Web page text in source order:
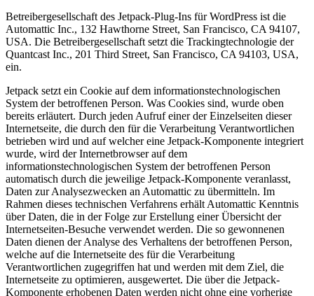
Betreibergesellschaft des Jetpack-Plug-Ins für WordPress ist die
Automattic Inc., 132 Hawthorne Street, San Francisco, CA 94107,
USA. Die Betreibergesellschaft setzt die Trackingtechnologie der
Quantcast Inc., 201 Third Street, San Francisco, CA 94103, USA,
ein.
Jetpack setzt ein Cookie auf dem informationstechnologischen
System der betroffenen Person. Was Cookies sind, wurde oben
bereits erläutert. Durch jeden Aufruf einer der Einzelseiten dieser
Internetseite, die durch den für die Verarbeitung Verantwortlichen
betrieben wird und auf welcher eine Jetpack-Komponente integriert
wurde, wird der Internetbrowser auf dem
informationstechnologischen System der betroffenen Person
automatisch durch die jeweilige Jetpack-Komponente veranlasst,
Daten zur Analysezwecken an Automattic zu übermitteln. Im
Rahmen dieses technischen Verfahrens erhält Automattic Kenntnis
über Daten, die in der Folge zur Erstellung einer Übersicht der
Internetseiten-Besuche verwendet werden. Die so gewonnenen
Daten dienen der Analyse des Verhaltens der betroffenen Person,
welche auf die Internetseite des für die Verarbeitung
Verantwortlichen zugegriffen hat und werden mit dem Ziel, die
Internetseite zu optimieren, ausgewertet. Die über die Jetpack-
Komponente erhobenen Daten werden nicht ohne eine vorherige